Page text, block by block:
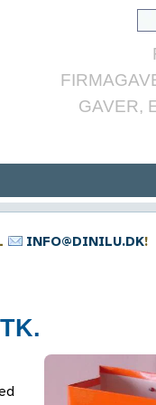
GAVER,
INFO@DINILU.DK!